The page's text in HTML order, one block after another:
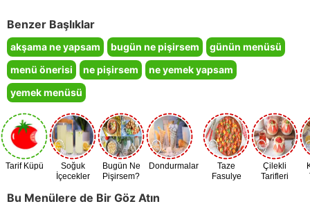
Benzer Başlıklar
akşama ne yapsam bugün ne pişirsem
günün menüsü
menü önerisi
ne pişirsem
ne yemek yapsam
yemek menüsü
Tarif Küpü
Soğuk
İçecekler
Bugün Ne
Pişirsem?
Dondurmalar
Taze
Fasulye
Çilekli
Tarifleri
Bu Menülere de Bir Göz Atın